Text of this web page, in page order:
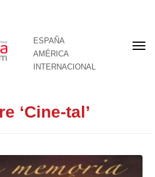
ESPAÑA
AMÉRICA
INTERNACIONAL
‘Cine-tal’